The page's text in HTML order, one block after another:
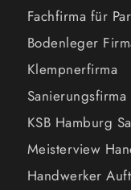
Fachfirma für
Bodenleger
Klempnerfirma
Sanierungsfirma
KSB Hamburg
Meisterview
Handwerker